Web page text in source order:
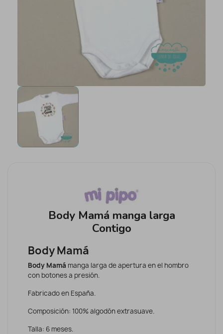
Body Mamá manga larga
Contigo
Body Mamá
Body Mamá manga larga de apertura en el hombro
con botones a presión.
Fabricado en España.
Composición: 100% algodón extrasuave.
Talla: 6 meses.